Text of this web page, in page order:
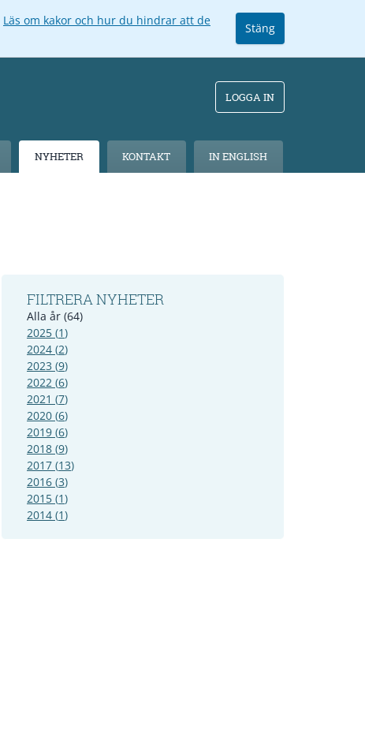
Läs om kakor och hur du hindrar att de
Stäng
LOGGA IN
NYHETER KONTAKT IN ENGLISH
FILTRERA NYHETER
Alla år (64)
2025 (1)
2024 (2)
2023 (9)
2022 (6)
2021 (7)
2020 (6)
2019 (6)
2018 (9)
2017 (13)
2016 (3)
2015 (1)
2014 (1)